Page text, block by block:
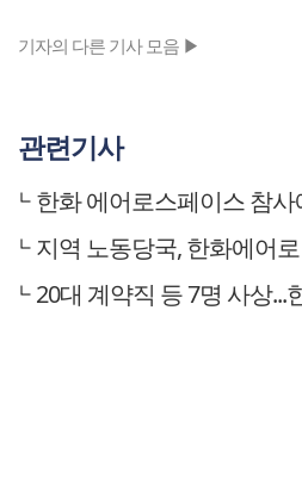
기자의 다른 기사 모음 ▶
관련기사